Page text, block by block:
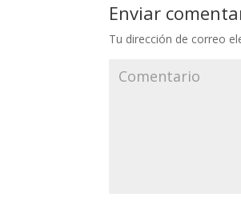
Enviar
Tu dirección de correo